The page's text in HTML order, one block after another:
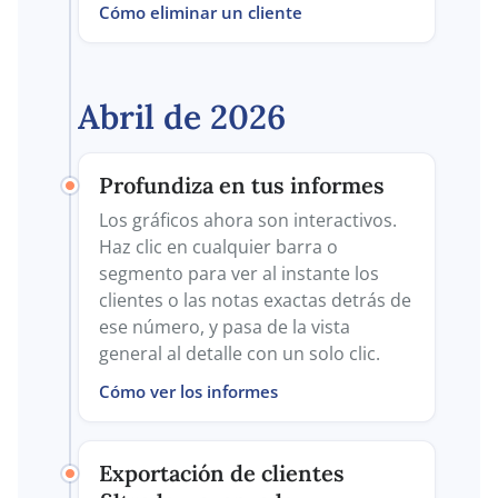
Cómo eliminar un cliente
Abril de 2026
Profundiza en tus informes
Los gráficos ahora son interactivos.
Haz clic en cualquier barra o
segmento para ver al instante los
clientes o las notas exactas detrás de
ese número, y pasa de la vista
general al detalle con un solo clic.
Cómo ver los informes
Exportación de clientes